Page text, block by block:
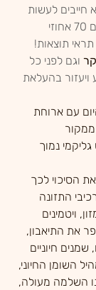
חייבים לעשות
הכל בצורה מושלמת, גם עם 70 אחוזי
תוצאות!
וגם לפני כל
בהעלאת
עם ארוחת
ממקור
נמוך
את הסיכוי לכך
התזונה
ויטמינים
את התיאבון,
חיוניים
השומן החיוני,
השלמה מעולה,